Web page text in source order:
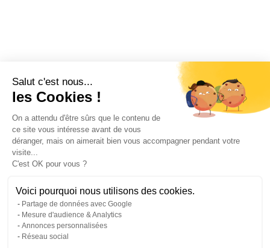
Salut c'est nous...
les Cookies !
On a attendu d'être sûrs que le contenu de
ce site vous intéresse avant de vous
déranger, mais on aimerait bien vous accompagner pendant votre
visite...
C'est OK pour vous ?
Voici pourquoi nous utilisons des cookies.
Partage de données avec Google
Mesure d'audience & Analytics
Annonces personnalisées
Réseau social